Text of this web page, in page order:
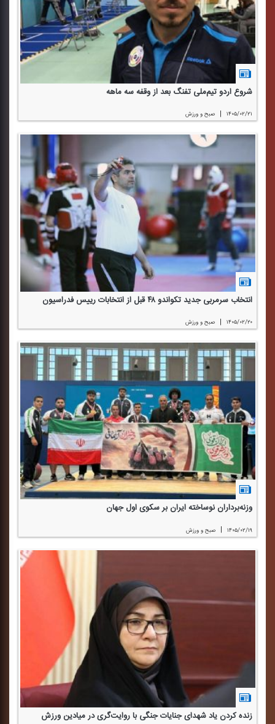
شروع اردو تیم‌ملی تفنگ بعد از وقفه سه ماهه
۱۴۰۵/۰۲/۲۱ | صبح و ورزش
انتخاب سرمربی جدید تكواندو ۴۸ قبل از انتخابات رییس فدراسیون
۱۴۰۵/۰۲/۲۰ | صبح و ورزش
وزنه‌برداران نوساخته ایران بر سكوی اول جهان
۱۴۰۵/۰۲/۱۹ | صبح و ورزش
زنده كردن یاد شهدای جنایات جنگی با روایت‌گری در میادین ورزش